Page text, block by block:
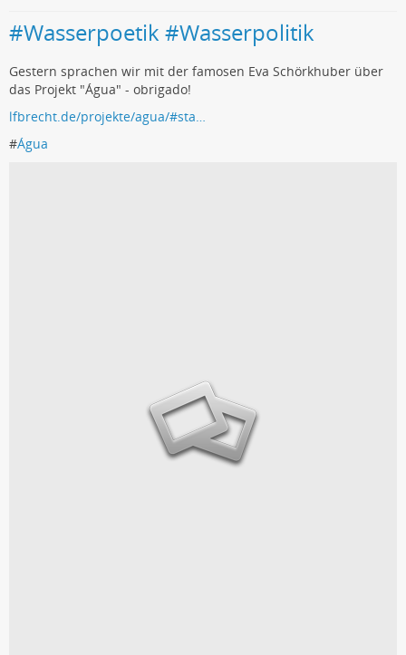
#Wasserpoetik #Wasserpolitik
Gestern sprachen wir mit der famosen Eva Schörkhuber über
das Projekt "Água" - obrigado!
lfbrecht.de/projekte/agua/#sta…
#Água